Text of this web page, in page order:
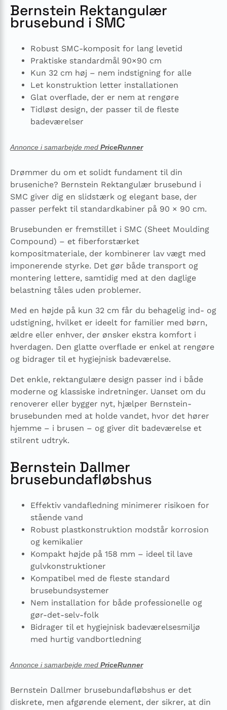
Bernstein Rektangulær
brusebund i SMC
Robust SMC-komposit for lang levetid
Praktiske standardmål 90×90 cm
Kun 32 cm høj – nem indstigning for alle
Let konstruktion letter installationen
Glat overflade, der er nem at rengøre
Tidløst design, der passer til de fleste
badeværelser
Annonce i samarbejde med PriceRunner
Drømmer du om et solidt fundament til din
bruseniche? Bernstein Rektangulær brusebund i
SMC giver dig en slidstærk og elegant base, der
passer perfekt til standardkabiner på 90 × 90 cm.
Brusebunden er fremstillet i SMC (Sheet Moulding
Compound) – et fiberforstærket
kompositmateriale, der kombinerer lav vægt med
imponerende styrke. Det gør både transport og
montering lettere, samtidig med at den daglige
belastning tåles uden problemer.
Med en højde på kun 32 cm får du behagelig ind- og
udstigning, hvilket er ideelt for familier med børn,
ældre eller enhver, der ønsker ekstra komfort i
hverdagen. Den glatte overflade er enkel at rengøre
og bidrager til et hygiejnisk badeværelse.
Det enkle, rektangulære design passer ind i både
moderne og klassiske indretninger. Uanset om du
renoverer eller bygger nyt, hjælper Bernstein-
brusebunden med at holde vandet, hvor det hører
hjemme – i brusen – og giver dit badeværelse et
stilrent udtryk.
Bernstein Dallmer
brusebundafløbshus
Effektiv vandafledning minimerer risikoen for
stående vand
Robust plastkonstruktion modstår korrosion
og kemikalier
Kompakt højde på 158 mm – ideel til lave
gulvkonstruktioner
Kompatibel med de fleste standard
brusebundsystemer
Nem installation for både professionelle og
gør-det-selv-folk
Bidrager til et hygiejnisk badeværelsesmiljø
med hurtig vandbortledning
Annonce i samarbejde med PriceRunner
Bernstein Dallmer brusebundafløbshus er det
diskrete, men afgørende element, der sikrer, at din